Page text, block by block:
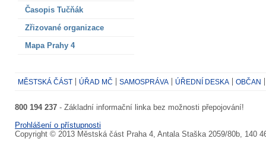
Časopis Tučňák
Zřizované organizace
Mapa Prahy 4
MĚSTSKÁ ČÁST ÚŘAD MČ SAMOSPRÁVA ÚŘEDNÍ DESKA OBČAN
800 194 237 - Základní informační linka bez možnosti přepojování!
Prohlášení o přístupnosti
Copyright © 2013 Městská část Praha 4, Antala Staška 2059/80b, 140